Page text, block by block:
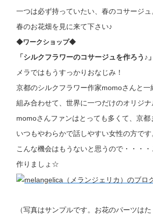
一つは必ず持っていたい、春のコサージュ
春のお花畑を見に来て下さい♪
◆ワークショップ◆
「シルクフラワーのコサージュを作ろう♪」
メラではもうすっかりおなじみ！
京都のシルクフラワー作家momoさんと
組み合わせて、世界に一つだけのオリジ
momoさんファンはとっても多くて、京都
いつもやわらかで話しやすい女性の方です
こんな機会はもうないと思うので・・・
作りましょ☆
（写真はサンプルです。お花のパーツは